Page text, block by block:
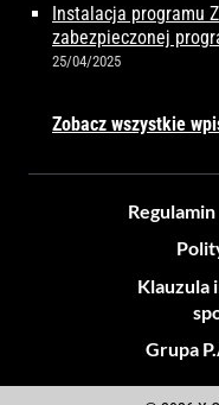
Instalacja programu
zabezpieczonej
25/04/2025
Zobacz wszystkie
Regulamin
Klauzula
Grupa